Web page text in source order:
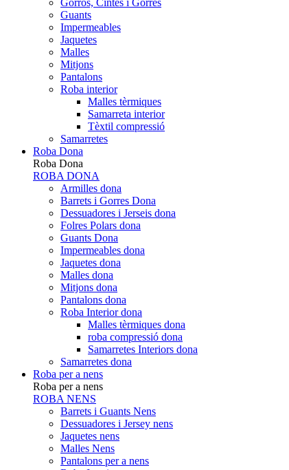
Gorros, Cintes i Gorres
Guants
Impermeables
Jaquetes
Malles
Mitjons
Pantalons
Roba interior
Malles tèrmiques
Samarreta interior
Tèxtil compressió
Samarretes
Roba Dona
Roba Dona
ROBA DONA
Armilles dona
Barrets i Gorres Dona
Dessuadores i Jerseis dona
Folres Polars dona
Guants Dona
Impermeables dona
Jaquetes dona
Malles dona
Mitjons dona
Pantalons dona
Roba Interior dona
Malles tèrmiques dona
roba compressió dona
Samarretes Interiors dona
Samarretes dona
Roba per a nens
Roba per a nens
ROBA NENS
Barrets i Guants Nens
Dessuadores i Jersey nens
Jaquetes nens
Malles Nens
Pantalons per a nens